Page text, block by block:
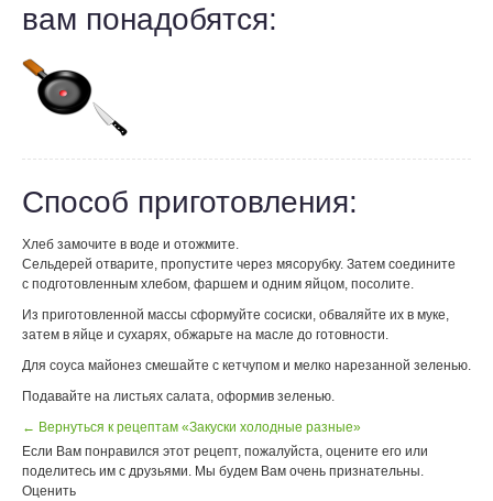
вам понадобятся:
Способ приготовления:
Хлеб замочите в воде и отожмите.
Сельдерей отварите, пропустите через мясорубку. Затем соедините
с подготовленным хлебом, фаршем и одним яйцом, посолите.
Из приготовленной массы сформуйте сосиски, обваляйте их в муке,
затем в яйце и сухарях, обжарьте на масле до готовности.
Для соуса майонез смешайте с кетчупом и мелко нарезанной зеленью.
Подавайте на листьях салата, оформив зеленью.
← Вернуться к рецептам «Закуски холодные разные»
Если Вам понравился этот рецепт, пожалуйста, оцените его или
поделитесь им с друзьями. Мы будем Вам очень признательны.
Оценить